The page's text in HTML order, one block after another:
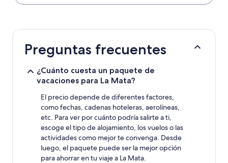
encontrado
últimas
estancia
2 adultos.
disponibilidad
Preguntas frecuentes
¿Cuánto cuesta un paquete de
vacaciones para La Mata?
El precio depende de diferentes factores,
como fechas, cadenas hoteleras, aerolíneas,
etc. Para ver por cuánto podría salirte a ti,
escoge el tipo de alojamiento, los vuelos o las
actividades como mejor te convenga. Desde
luego, el paquete puede ser la mejor opción
para ahorrar en tu viaje a La Mata.